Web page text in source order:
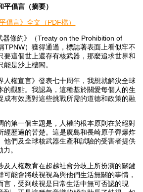
倡言（摘要）
倡言》全文（PDF檔）
器條約》（Treaty on the Prohibition of
TPNW）獲得通過，標誌著表面上看似牢不
要這個世上還存有核武器，那麼追求世界和
是沙上樓閣。
人權宣言》發表七十周年，我想就解決全球
的觀點。我認為，這種基於關愛每個人的生
成有效應對這些挑戰所需的道德和政策的融
的第一個主題是，人權的根本原則在於絕對
經歷過的苦楚。這是廣島和長崎原子彈爆炸
他們及全球核武器生產和試驗的受害者提供
。
及人權教育在超越社會分歧上所扮演的關鍵
可能會將歧視視為與他們生活無關的事情，
言，受到歧視是日常生活中無可否認的現